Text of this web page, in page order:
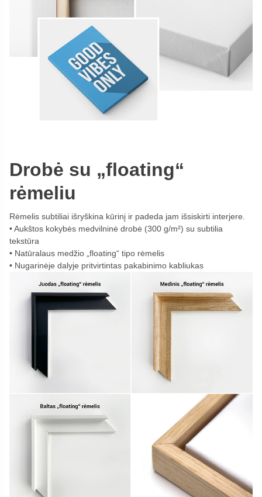
Drobė su „floating“
rėmeliu
Rėmelis subtiliai išryškina kūrinį ir padeda jam išsiskirti interjere.
Aukštos kokybės medvilninė drobė (300 g/m²) su subtilia
tekstūra
Natūralaus medžio „floating“ tipo rėmelis
Nugarinėje dalyje pritvirtintas pakabinimo kabliukas